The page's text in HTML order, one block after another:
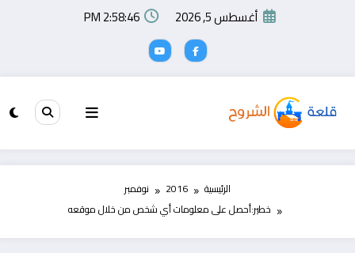
أغسطس 5, 2026 2:58:46 PM
الرئيسية 2016
نوفمبر
خطير:أحصل على معلومات أي شخص من خلال موقعه